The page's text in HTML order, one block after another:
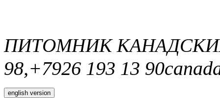
ПИТОМНИК
98,+7926 193 13 90
english version